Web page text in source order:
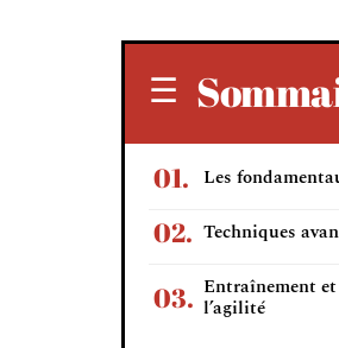
Les
Techniques
Entraînement
l’agilité